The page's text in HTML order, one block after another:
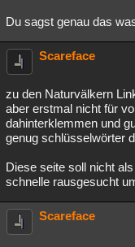
Du sagst genau das
Scareface
zu den Naturvälkern
aber erstmal nicht für
dahinterklemmen und
genug schlüsselwörter
Diese seite soll nicht
schnelle rausgesucht
Scareface